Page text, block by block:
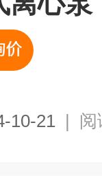
10-21 | 阅